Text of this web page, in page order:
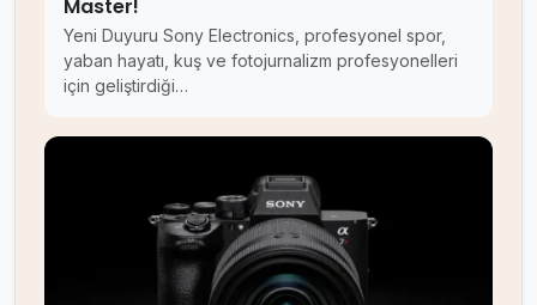
Master!
Yeni Duyuru Sony Electronics, profesyonel spor,
yaban hayatı, kuş ve fotojurnalizm profesyonelleri
için geliştirdiği…